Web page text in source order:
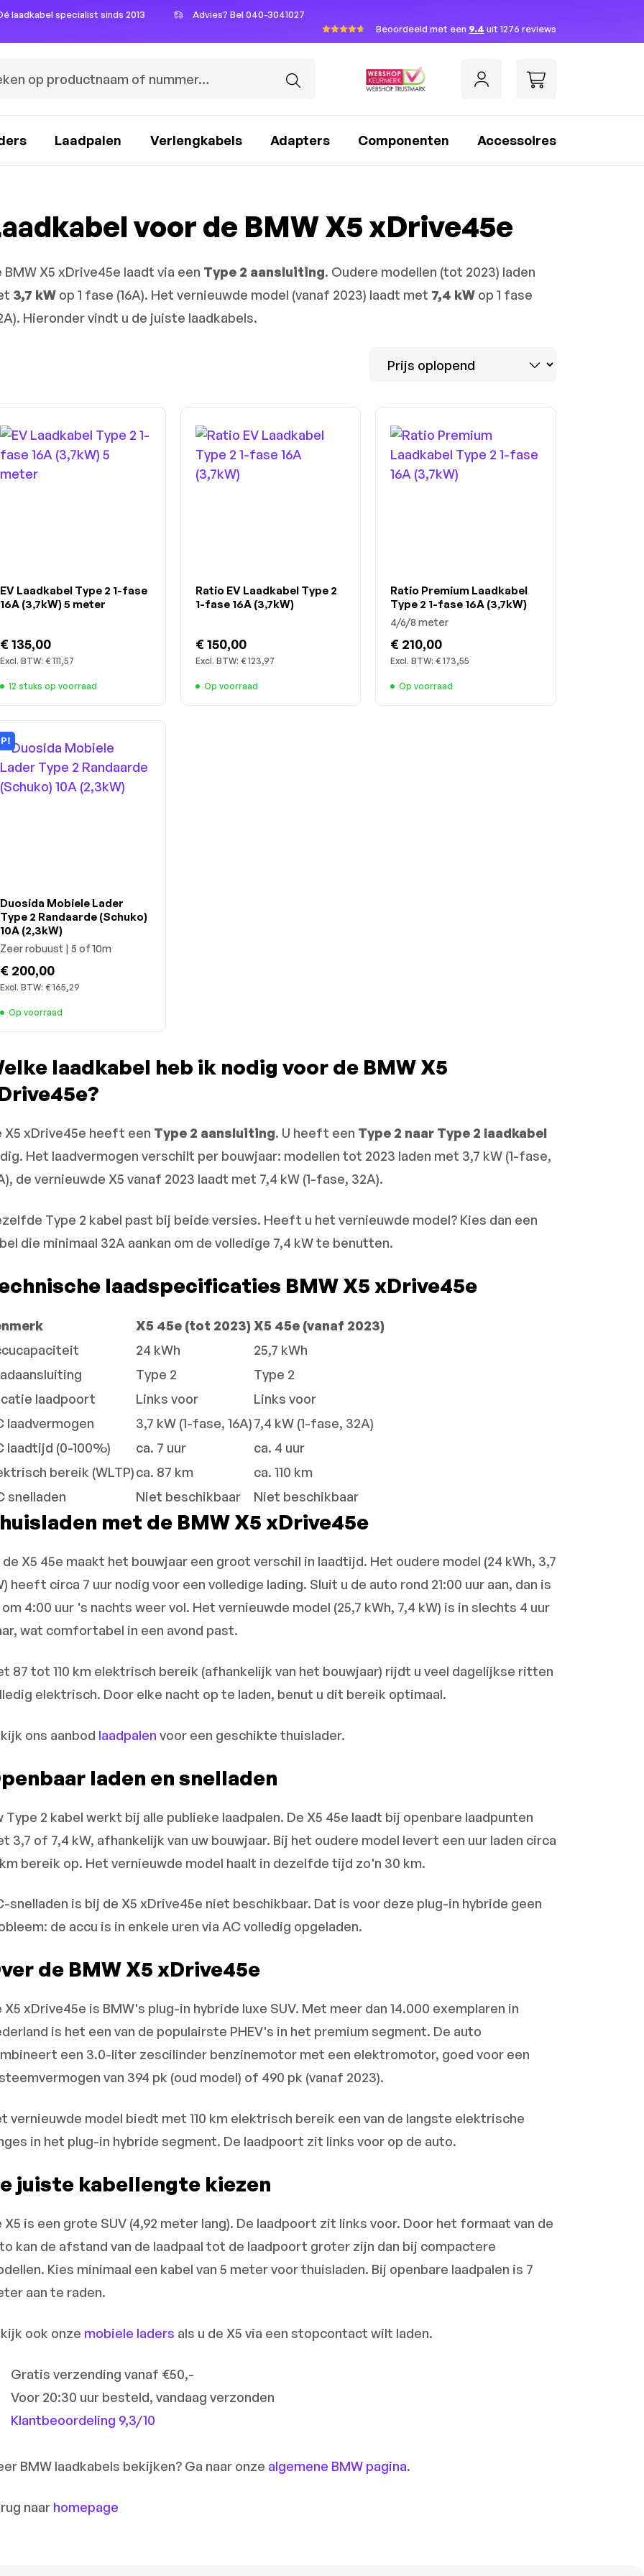
laadkabel specialist sinds 2013
Advies? Bel 040-3041027
Beoordeeld met een 9.4 uit 1276 reviews
Laadpalen Verlengkabels Adapters Componenten Accessoires
voor de BMW X5 xDrive45e
BMW X5 xDrive45e laadt via een Type 2 aansluiting. Oudere modellen (tot 2023) laden
3,7 kW op 1 fase (16A). Het vernieuwde model (vanaf 2023) laadt met 7,4 kW op 1 fase
Hieronder vindt u de juiste laadkabels.
EV Laadkabel Type 2 1-fase
16A (3,7kW) 5 meter
€ 135,00
Excl. BTW: € 111,57
12 stuks op voorraad
Ratio EV Laadkabel Type 2
1-fase 16A (3,7kW)
€ 150,00
Excl. BTW: € 123,97
Op voorraad
Ratio Premium Laadkabel
Type 2 1-fase 16A (3,7kW)
4/6/8 meter
€ 210,00
Excl. BTW: € 173,55
Op voorraad
Duosida Mobiele Lader
Type 2 Randaarde (Schuko)
10A (2,3kW)
Zeer robuust | 5 of 10m
€ 200,00
Excl. BTW: € 165,29
Op voorraad
laadkabel heb ik nodig voor de BMW X5
X5 xDrive45e heeft een Type 2 aansluiting. U heeft een Type 2 naar Type 2 laadkabel
Het laadvermogen verschilt per bouwjaar: modellen tot 2023 laden met 3,7 kW (1-fase,
de vernieuwde X5 vanaf 2023 laadt met 7,4 kW (1-fase, 32A).
Type 2 kabel past bij beide versies. Heeft u het vernieuwde model? Kies dan een
die minimaal 32A aankan om de volledige 7,4 kW te benutten.
laadspecificaties BMW X5 xDrive45e
X5 45e (tot 2023) X5 45e (vanaf 2023)
24 kWh
25,7 kWh
Type 2
Type 2
laadpoort
Links voor
Links voor
laadvermogen
3,7 kW (1-fase, 16A)7,4 kW (1-fase, 32A)
laadtijd (0-100%)
ca. 7 uur
ca. 4 uur
bereik (WLTP)ca. 87 km
ca. 110 km
snelladen
Niet beschikbaar Niet beschikbaar
met de BMW X5 xDrive45e
de X5 45e maakt het bouwjaar een groot verschil in laadtijd. Het oudere model (24 kWh, 3,7
heeft circa 7 uur nodig voor een volledige lading. Sluit u de auto rond 21:00 uur aan, dan is
4:00 uur 's nachts weer vol. Het vernieuwde model (25,7 kWh, 7,4 kW) is in slechts 4 uur
wat comfortabel in een avond past.
87 tot 110 km elektrisch bereik (afhankelijk van het bouwjaar) rijdt u veel dagelijkse ritten
elektrisch. Door elke nacht op te laden, benut u dit bereik optimaal.
ons aanbod laadpalen voor een geschikte thuislader.
laden en snelladen
Type 2 kabel werkt bij alle publieke laadpalen. De X5 45e laadt bij openbare laadpunten
3,7 of 7,4 kW, afhankelijk van uw bouwjaar. Bij het oudere model levert een uur laden circa
km bereik op. Het vernieuwde model haalt in dezelfde tijd zo'n 30 km.
snelladen is bij de X5 xDrive45e niet beschikbaar. Dat is voor deze plug-in hybride geen
de accu is in enkele uren via AC volledig opgeladen.
de BMW X5 xDrive45e
X5 xDrive45e is BMW's plug-in hybride luxe SUV. Met meer dan 14.000 exemplaren in
is het een van de populairste PHEV's in het premium segment. De auto
een 3.0-liter zescilinder benzinemotor met een elektromotor, goed voor een
van 394 pk (oud model) of 490 pk (vanaf 2023).
vernieuwde model biedt met 110 km elektrisch bereik een van de langste elektrische
in het plug-in hybride segment. De laadpoort zit links voor op de auto.
juiste kabellengte kiezen
X5 is een grote SUV (4,92 meter lang). De laadpoort zit links voor. Door het formaat van de
kan de afstand van de laadpaal tot de laadpoort groter zijn dan bij compactere
Kies minimaal een kabel van 5 meter voor thuisladen. Bij openbare laadpalen is 7
aan te raden.
ook onze mobiele laders als u de X5 via een stopcontact wilt laden.
Gratis verzending vanaf €50,-
Voor 20:30 uur besteld, vandaag verzonden
Klantbeoordeling 9,3/10
BMW laadkabels bekijken? Ga naar onze algemene BMW pagina.
naar homepage